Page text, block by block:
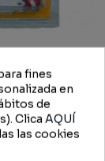
Hella
3,59 €
fines
en
de
Clica AQUÍ
las cookies